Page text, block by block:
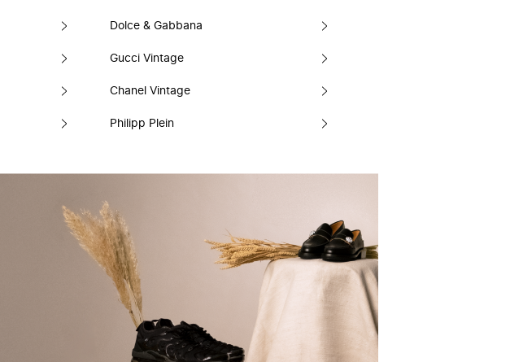
Dolce & Gabbana
Gucci Vintage
Chanel Vintage
Philipp Plein